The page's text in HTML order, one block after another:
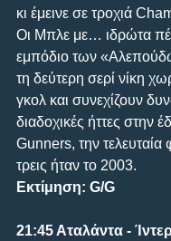
κι έμεινε σε τροχιά
Οι Μπλε με… ιδρώτα
εμπόδιο των
τη δεύτερη σερί νίκη
γκολ και συνεχίζουν
διαδοχικές ήττες στην
Gunners, την
τρεις ήταν το 2003.
Εκτίμηση: G/G
21:45 Αταλάντα -